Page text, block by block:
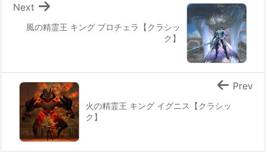
風の精霊王 キング プロチェラ【クラシッ
ク】
Next
火の精霊王 キング イグニス【クラシッ
ク】
Prev